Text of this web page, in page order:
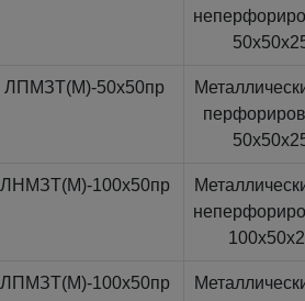
ЛПМЗТ(М)-50x50пр
ЛНМЗТ(М)-100x50пр
ЛПМЗТ(М)-100x50пр